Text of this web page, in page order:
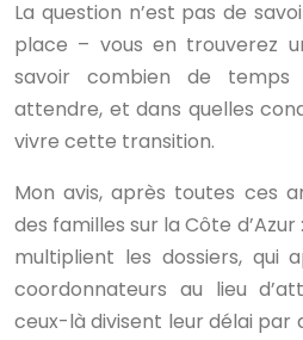
La question n’est pas de
place – vous en trouverez
savoir combien de
attendre, et dans quelles
vivre cette transition.
Mon avis, après toutes ces
des familles sur la Côte
multiplient les dossiers, qui
coordonnateurs au lieu
ceux-là divisent leur délai par